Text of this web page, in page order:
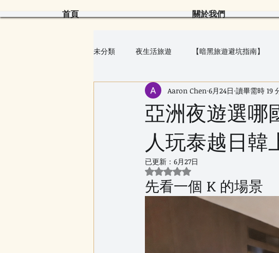
首頁 關於我們
未分類 夜生活旅遊 【暗黑旅遊避坑指南】
🇯🇵 日本 Japan｜旅遊全攻略 真實旅程故事
亞洲夜遊選哪
人玩泰越日韓
Aaron Chen 6月24日 讀畢需時 19
已更新： 6月27日
評等為 NaN（最高為 5 顆星）。
先看一個 K 的場景